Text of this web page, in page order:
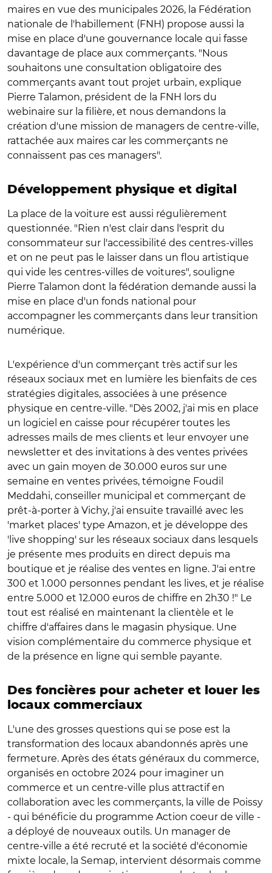
maires en vue des municipales 2026, la Fédération
nationale de l'habillement (FNH) propose aussi la
mise en place d'une gouvernance locale qui fasse
davantage de place aux commerçants. "Nous
souhaitons une consultation obligatoire des
commerçants avant tout projet urbain, explique
Pierre Talamon, président de la FNH lors du
webinaire sur la filière, et nous demandons la
création d'une mission de managers de centre-ville,
rattachée aux maires car les commerçants ne
connaissent pas ces managers".
Développement physique et digital
La place de la voiture est aussi régulièrement
questionnée. "Rien n'est clair dans l'esprit du
consommateur sur l'accessibilité des centres-villes
et on ne peut pas le laisser dans un flou artistique
qui vide les centres-villes de voitures", souligne
Pierre Talamon dont la fédération demande aussi la
mise en place d'un fonds national pour
accompagner les commerçants dans leur transition
numérique.
L'expérience d'un commerçant très actif sur les
réseaux sociaux met en lumière les bienfaits de ces
stratégies digitales, associées à une présence
physique en centre-ville. "Dès 2002, j'ai mis en place
un logiciel en caisse pour récupérer toutes les
adresses mails de mes clients et leur envoyer une
newsletter et des invitations à des ventes privées
avec un gain moyen de 30.000 euros sur une
semaine en ventes privées, témoigne Foudil
Meddahi, conseiller municipal et commerçant de
prêt-à-porter à Vichy, j'ai ensuite travaillé avec les
'market places' type Amazon, et je développe des
'live shopping' sur les réseaux sociaux dans lesquels
je présente mes produits en direct depuis ma
boutique et je réalise des ventes en ligne. J'ai entre
300 et 1.000 personnes pendant les lives, et je réalise
entre 5.000 et 12.000 euros de chiffre en 2h30 !" Le
tout est réalisé en maintenant la clientèle et le
chiffre d'affaires dans le magasin physique. Une
vision complémentaire du commerce physique et
de la présence en ligne qui semble payante.
Des foncières pour acheter et louer les
locaux commerciaux
L'une des grosses questions qui se pose est la
transformation des locaux abandonnés après une
fermeture. Après des états généraux du commerce,
organisés en octobre 2024 pour imaginer un
commerce et un centre-ville plus attractif en
collaboration avec les commerçants, la ville de Poissy
- qui bénéficie du programme Action coeur de ville -
a déployé de nouveaux outils. Un manager de
centre-ville a été recruté et la société d'économie
mixte locale, la Semap, intervient désormais comme